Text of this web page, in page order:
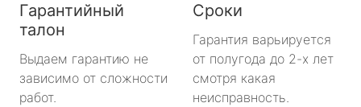
Гарантийный
талон
Выдаем гарантию не
зависимо от сложности
работ.
Сроки
Гарантия варьируется
от полугода до 2-х лет
смотря какая
неисправность.